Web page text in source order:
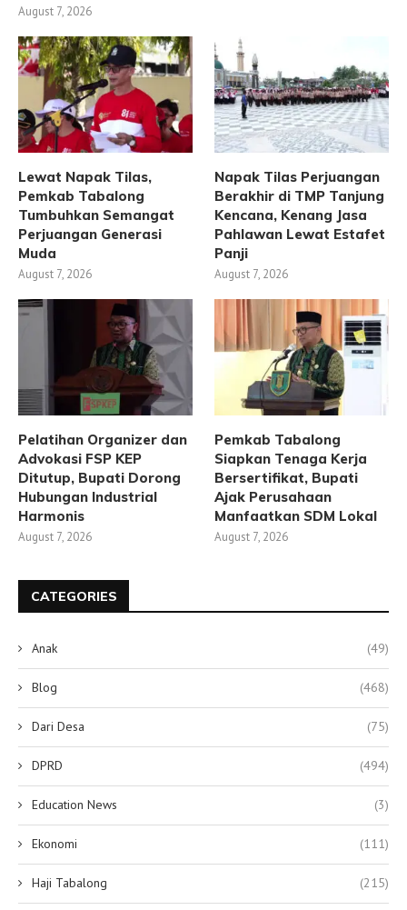
August 7, 2026
Lewat Napak Tilas,
Pemkab Tabalong
Tumbuhkan Semangat
Perjuangan Generasi
Muda
August 7, 2026
Napak Tilas Perjuangan
Berakhir di TMP Tanjung
Kencana, Kenang Jasa
Pahlawan Lewat Estafet
Panji
August 7, 2026
Pelatihan Organizer dan
Advokasi FSP KEP
Ditutup, Bupati Dorong
Hubungan Industrial
Harmonis
August 7, 2026
Pemkab Tabalong
Siapkan Tenaga Kerja
Bersertifikat, Bupati
Ajak Perusahaan
Manfaatkan SDM Lokal
August 7, 2026
CATEGORIES
Anak (49)
Blog (468)
Dari Desa (75)
DPRD (494)
Education News (3)
Ekonomi (111)
Haji Tabalong (215)